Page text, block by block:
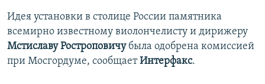
QANUNI DOĞRU
ARAŞDIRMA
MULTIMEDIA
Идея установки в столице России памятника
всемирно известному виолончелисту и дирижеру
Мстиславу Ростроповичубыла одобрена комиссией
при Мосгордуме, сообщаетИнтерфакс.